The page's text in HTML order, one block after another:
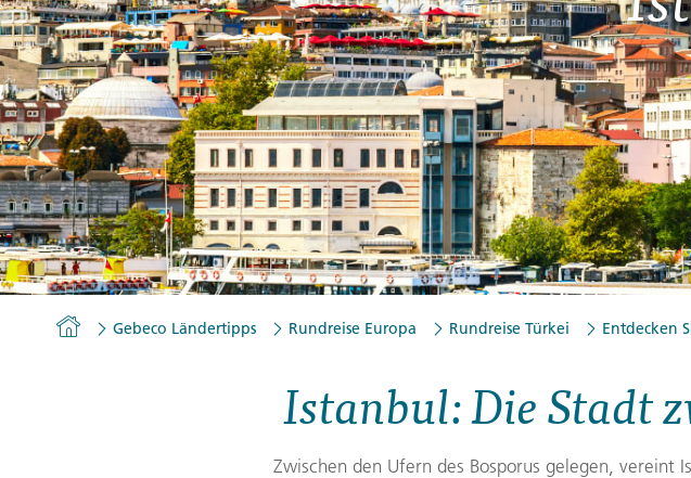
Finnland
→
Gutscheine
Messen und Veranstaltungen
Notfallteam und
Krisenmanagement
→
→
Homepage
Gebeco Ländertipps Rundreise Europa Rundreise Türkei Entdecken
Istanbul: Die Stadt
Zwischen den Ufern des Bosporus gelegen,